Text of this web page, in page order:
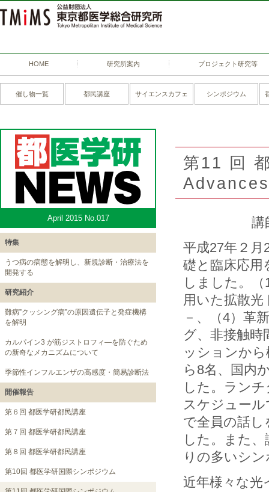
HOME 研究所案内 プロジェクト研究等
催し物一覧 都民講座 サイエンスカフェ シンポジウム
April 2015 No.017
特集
うつ病の病態を解明し、新規診断・治療法を
開発する
研究紹介
難病”クッシング病”の原因遺伝子と発症機構
を解明
カルパイン3 が筋ジストロフィ―を防ぐため
の新奇なメカニズムについて
季節性インフルエンザの高感度・簡易診断法
開催報告
第６回 都医学研都民講座
第７回 都医学研都民講座
第８回 都医学研都民講座
第10回 都医学研国際シンポジウム
第11 回
講
平成27年２
礎と臨床応
しました。
用いた拡散
－、（4）革
グ、非接触
ッションか
ら8名、国内
した。ラン
スケジュー
で全員の話
した。また
りの多いシ
近年様々な光